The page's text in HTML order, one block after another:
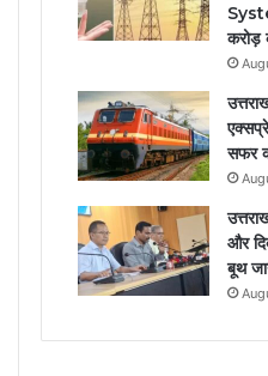
करोड़
सफर
और
बूथ